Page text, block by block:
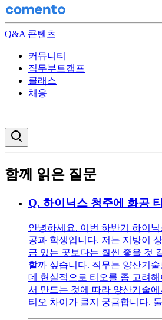
Q&A 콘텐츠
커뮤니티
직무부트캠프
클래스
채용
함께 읽은 질문
Q. 하이닉스 청주에 화공
안녕하세요. 이번 하반기 하이
공과 학생입니다. 저는 지방이
금 있는 곳보다는 훨씬 좋을 것
할까 싶습니다. 직무는 양산기
데 현실적으로 티오를 좀 고려
서 만드는 것에 따라 양산기술
티오 차이가 클지 궁금합니다.